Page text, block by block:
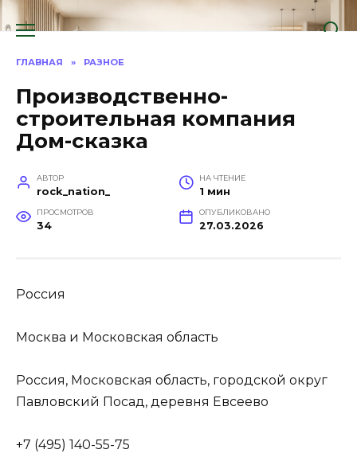
Перейти
к
ГЛАВНАЯ » РАЗНОЕ
Производственно-
строительная компания
Дом-сказка
АВТОР
rock_nation_
НА ЧТЕНИЕ
1 мин
ПРОСМОТРОВ
34
ОПУБЛИКОВАНО
27.03.2026
Россия
Москва и Московская область
Россия, Московская область, городской округ
Павловский Посад, деревня Евсеево
+7 (495) 140-55-75